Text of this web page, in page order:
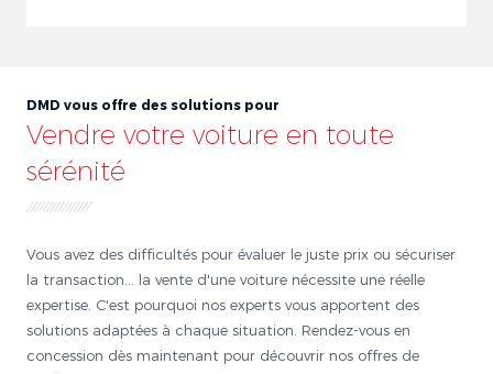
DMD vous offre des solutions pour
Vendre votre voiture en toute
sérénité
Vous avez des difficultés pour évaluer le juste prix ou sécuriser
la transaction... la vente d'une voiture nécessite une réelle
expertise. C'est pourquoi nos experts vous apportent des
solutions adaptées à chaque situation. Rendez-vous en
concession dès maintenant pour découvrir nos offres de